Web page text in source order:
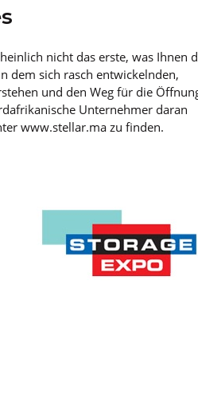
nicht das erste, was Ihnen
dem sich rasch entwickelnden,
und den Weg für die
Unternehmer daran
www.stellar.ma zu finden.